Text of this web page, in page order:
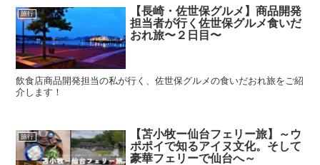
旅行
【長崎・佐世保グルメ】商品開発
担当者が行く佐世保グルメ食いだ
おれ旅〜２日目〜
飲食店商品開発担当の私が行く、佐世保グルメの食いだおれ旅をご紹
介します！
旅行
【苫小牧ー仙台フェリー旅】～ウ
ポポイで知るアイヌ文化。そして
豪華フェリーで仙台へ～